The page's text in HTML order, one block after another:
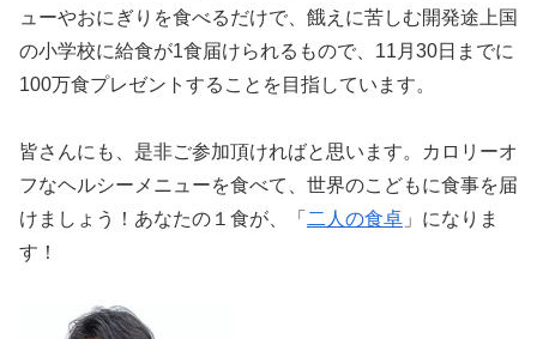
ューやおにぎりを食べるだけで、餓えに苦しむ開発途上国
の小学校に給食が1食届けられるもので、11月30日までに
100万食プレゼントすることを目指しています。
皆さんにも、是非ご参加頂ければと思います。カロリーオ
フなヘルシーメニューを食べて、世界のこどもに食事を届
けましょう！あなたの１食が、「 二人の食卓 」になりま
す！